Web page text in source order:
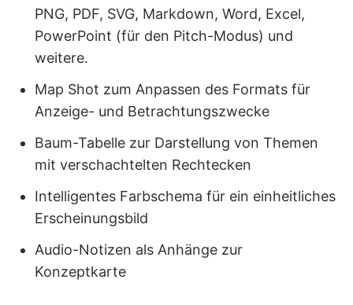
PNG, PDF, SVG, Markdown, Word, Excel,
PowerPoint (für den Pitch-Modus) und
weitere.
Map Shot zum Anpassen des Formats für
Anzeige- und Betrachtungszwecke
Baum-Tabelle zur Darstellung von Themen
mit verschachtelten Rechtecken
Intelligentes Farbschema für ein einheitliches
Erscheinungsbild
Audio-Notizen als Anhänge zur
Konzeptkarte